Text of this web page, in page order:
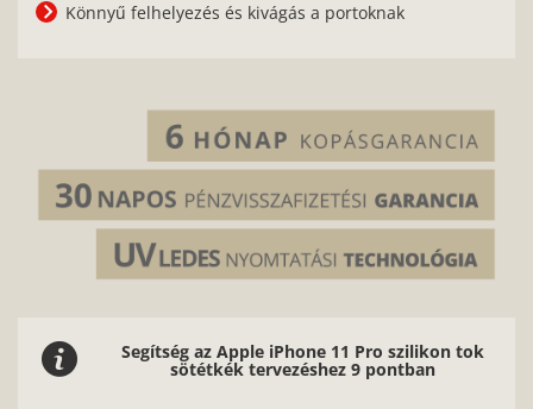
Könnyű felhelyezés és kivágás a portoknak
Segítség az Apple iPhone 11 Pro szilikon tok
sötétkék tervezéshez 9 pontban